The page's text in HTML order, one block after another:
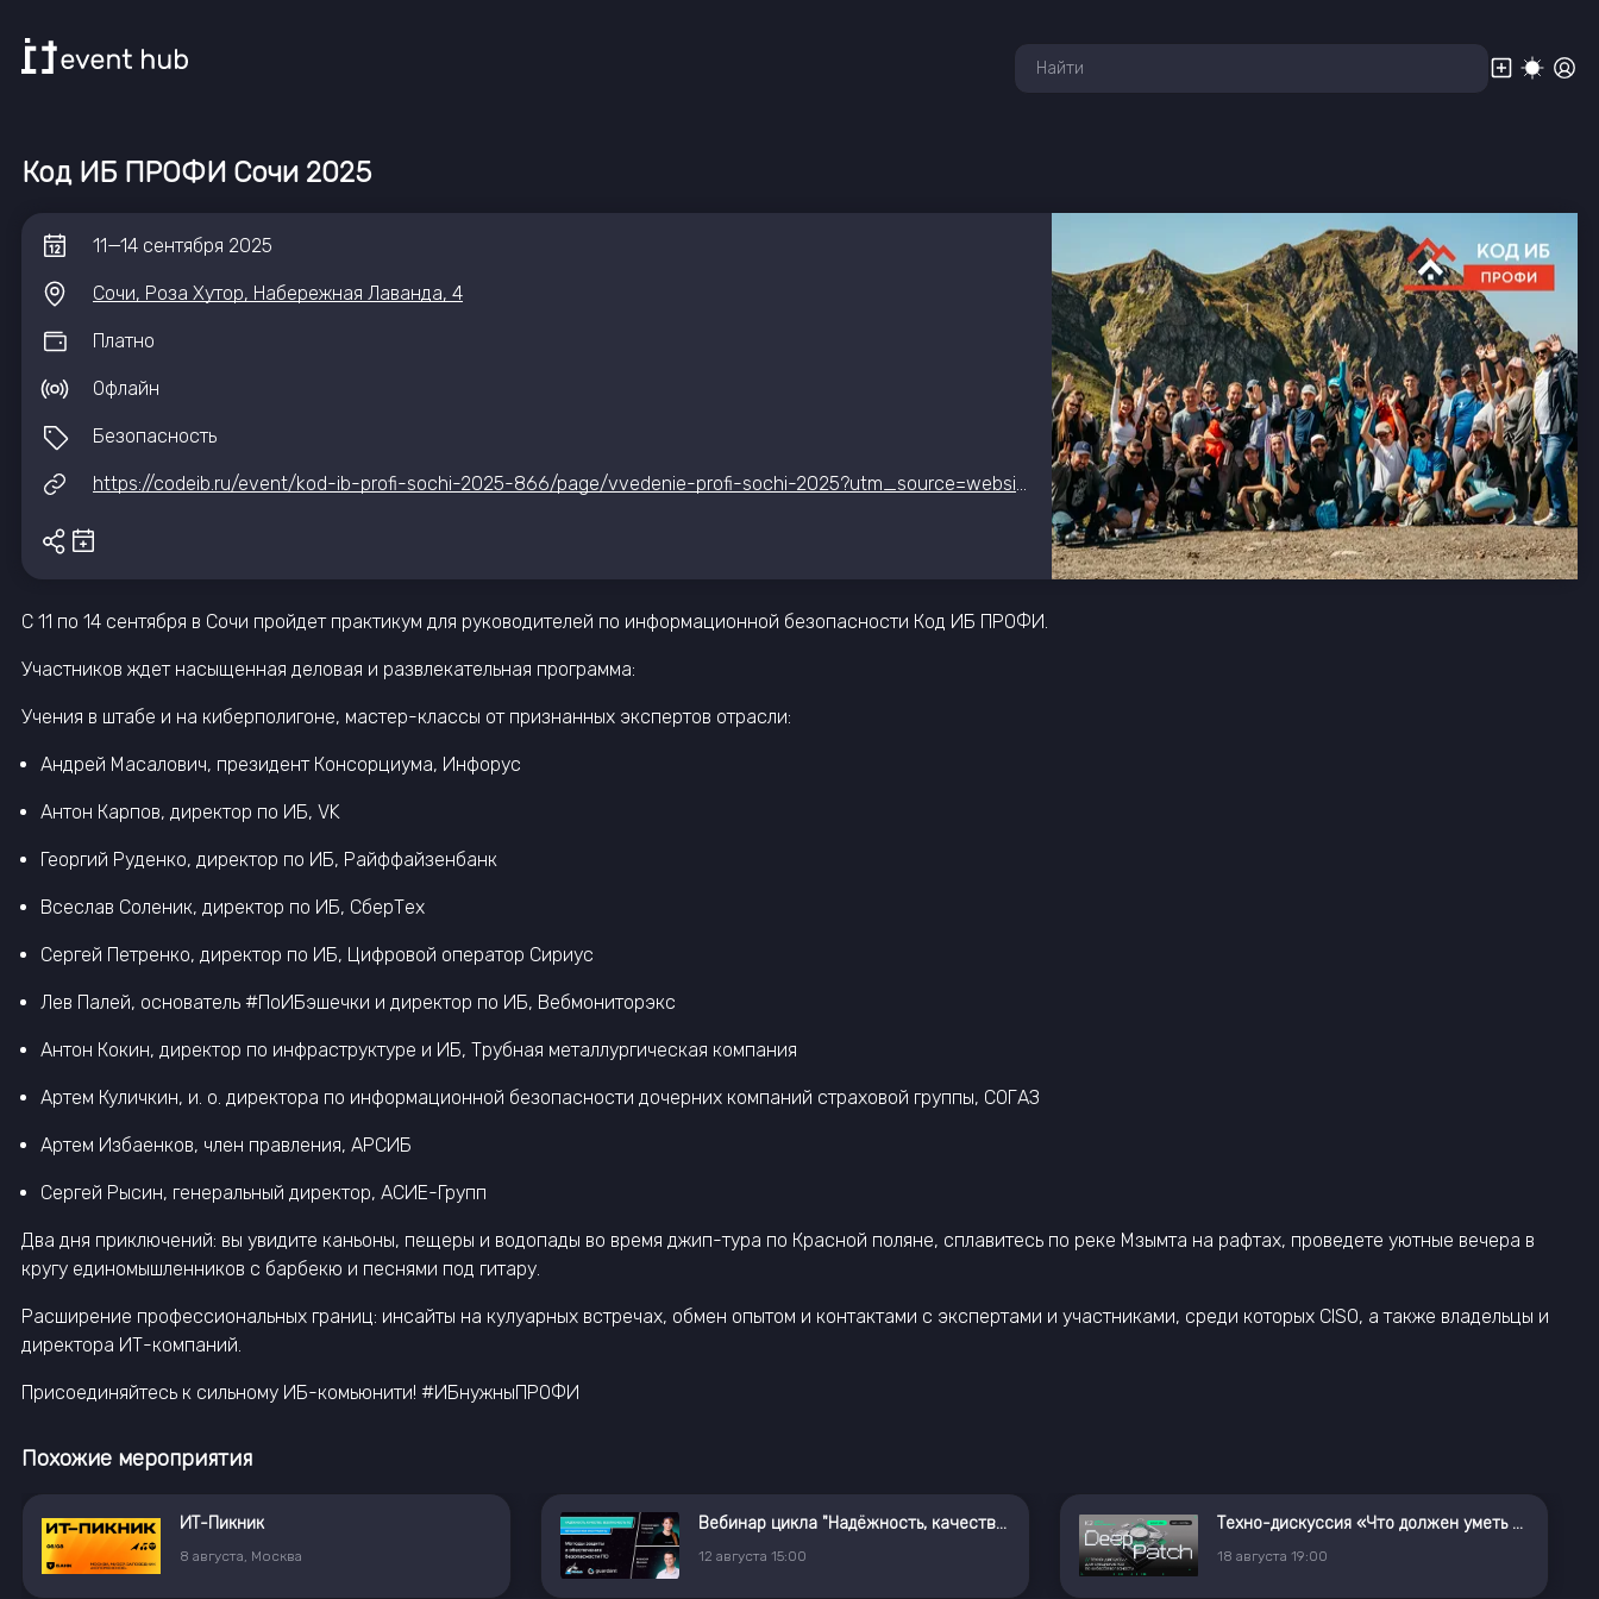
Код ИБ ПРОФИ Сочи 2025
11—14 сентября 2025
Сочи, Роза Хутор, Набережная Лаванда, 4
Платно
Офлайн
Безопасность
https://codeib.ru/event/kod-ib-profi-sochi-2025-866/page/vvedenie-profi-sochi-2025?utm_source=website&utm_medium=eventhub&utm_campaign=profi&utm_term=ingeneral
С 11 по 14 сентября в Сочи пройдет практикум для руководителей по информационной безопасности Код ИБ ПРОФИ.
Участников ждет насыщенная деловая и развлекательная программа:
Учения в штабе и на киберполигоне, мастер-классы от признанных экспертов отрасли:
Андрей Масалович, президент Консорциума, Инфорус​
Антон Карпов, директор по ИБ, VK
Георгий Руденко, директор по ИБ, Райффайзенбанк
Всеслав Соленик, директор по ИБ, СберТех
Сергей Петренко, директор по ИБ, Цифровой оператор Сириус
Лев Палей, основатель #ПоИБэшечки и директор по ИБ, Вебмониторэкс
Антон Кокин, директор по инфраструктуре и ИБ, Трубная металлургическая компания
Артем Куличкин, и. о. директора по информационной безопасности дочерних компаний страховой группы, СОГАЗ
Артем Избаенков, член правления, АРСИБ
Сергей Рысин, генеральный директор, АСИЕ-Групп
Два дня приключений: вы увидите каньоны, пещеры и водопады во время джип-тура по Красной поляне, сплавитесь по реке Мзымта на рафтах, проведете уютные вечера в
кругу единомышленников с барбекю и песнями под гитару.
Расширение профессиональных границ: инсайты на кулуарных встречах, обмен опытом и контактами с экспертами и участниками, среди которых CISO, а также владельцы и
директора ИТ-компаний.
Присоединяйтесь к сильному ИБ-комьюнити! #ИБнужныПРОФИ
Похожие мероприятия
ИТ-Пикник
8 августа Москва
Вебинар цикла "Надёжность, качество, безопасность ПО: методология и инструменты"
12 августа 15:00
Техно-дискуссия «Что должен уметь ИБ-инженер»
18 августа 19:00